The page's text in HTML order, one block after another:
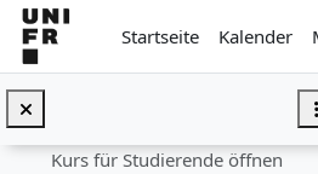
Zum Hauptinhalt
Startseite
Kalender
Kurs für Studierende öffnen